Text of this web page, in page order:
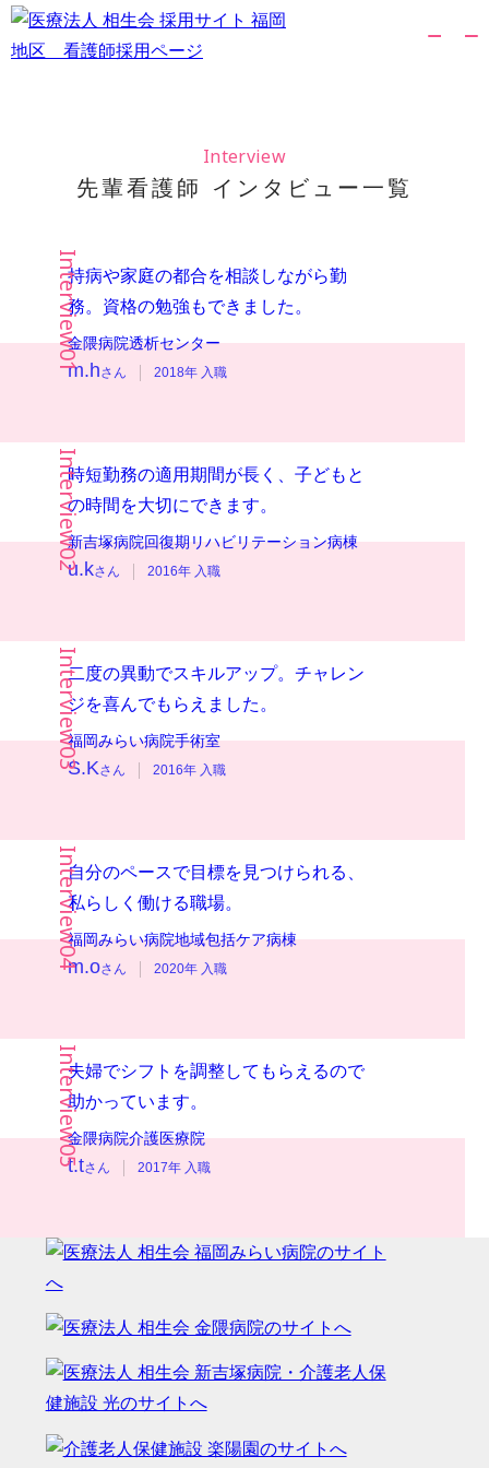
先輩看護師 インタビュー一覧
Interview
持病や家庭の都合を相談しながら勤
務。資格の勉強もできました。
金隈病院透析センター
m.hさん 2018年 入職
時短勤務の適用期間が長く、子どもと
の時間を大切にできます。
新吉塚病院回復期リハビリテーション病棟
u.kさん 2016年 入職
二度の異動でスキルアップ。チャレン
ジを喜んでもらえました。
福岡みらい病院手術室
S.Kさん 2016年 入職
自分のペースで目標を見つけられる、
私らしく働ける職場。
福岡みらい病院地域包括ケア病棟
m.oさん 2020年 入職
夫婦でシフトを調整してもらえるので
助かっています。
金隈病院介護医療院
t.tさん 2017年 入職